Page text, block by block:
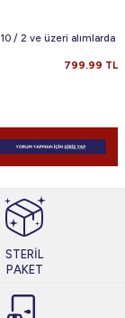
/ 2 ve üzeri alımlarda
799.99 TL
STERİL
PAKET